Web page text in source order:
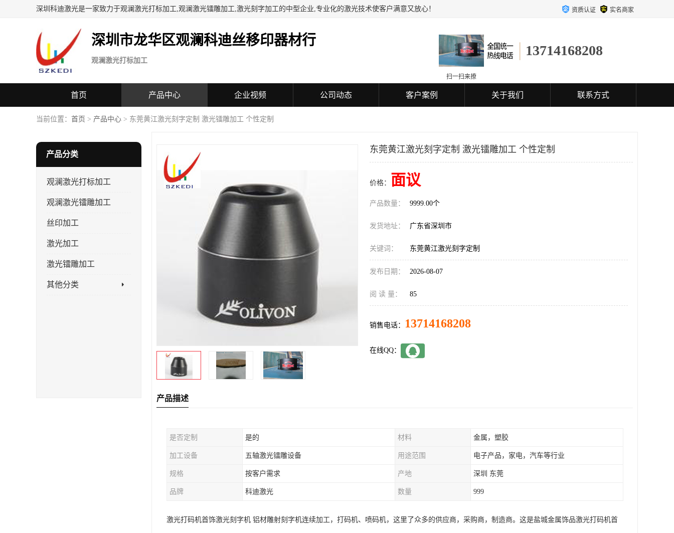
深圳科迪激光是一家致力于观澜激光打标加工,观澜激光镭雕加工,激光刻字加工的中型企业,专业化的激光技术使客户满意又放心！ 资质认证 实名商家
深圳市龙华区观澜科迪丝移印器材行
观澜激光打标加工
13714168208
扫一扫来撩
首页 产品中心 企业视频 公司动态 客户案例 关于我们 联系方式
当前位置： 首页 > 产品中心 > 东莞黄江激光刻字定制 激光镭雕加工 个性定制
产品分类
观澜激光打标加工
观澜激光镭雕加工
丝印加工
激光加工
激光镭雕加工
其他分类
东莞黄江激光刻字定制 激光镭雕加工 个性定制
价格： 面议
产品数量： 9999.00个
发货地址： 广东省深圳市
关键词： 东莞黄江激光刻字定制
发布日期： 2026-08-07
阅 读 量： 85
销售电话： 13714168208
在线QQ：
产品描述
是否定制 是的 材料 金属，塑胶
加工设备 五轴激光镭雕设备 用途范围 电子产品，家电，汽车等行业
规格 按客户需求 产地 深圳 东莞
品牌 科迪激光 数量 999
激光打码机首饰激光刻字机 铝材雕射刻字机连续加工，打码机、喷码机，这里了众多的供应商，采购商，制造商。这是盐城金属饰品激光打码机首